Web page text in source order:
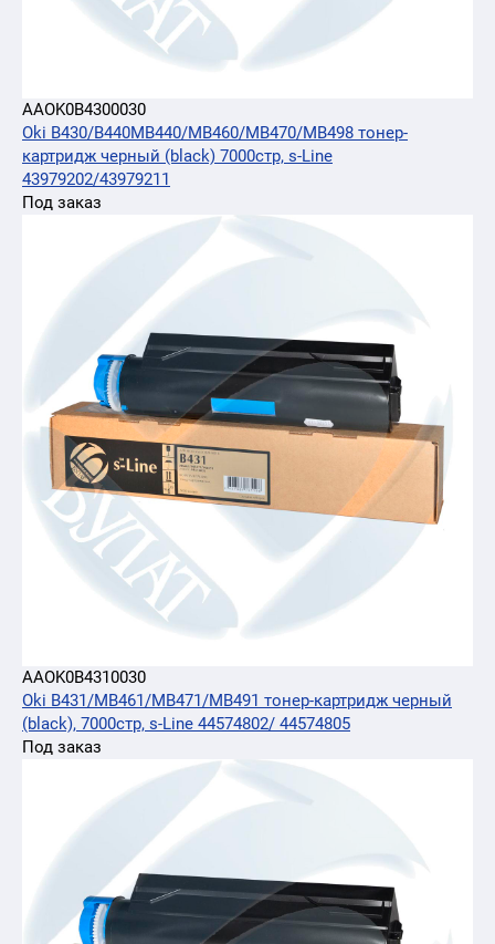
AAOK0B4300030
Oki B430/B440MB440/MB460/MB470/MB498 тонер-
картридж черный (black) 7000стр, s-Line
43979202/43979211
Под заказ
AAOK0B4310030
Oki B431/MB461/MB471/MB491 тонер-картридж черный
(black), 7000стр, s-Line 44574802/ 44574805
Под заказ